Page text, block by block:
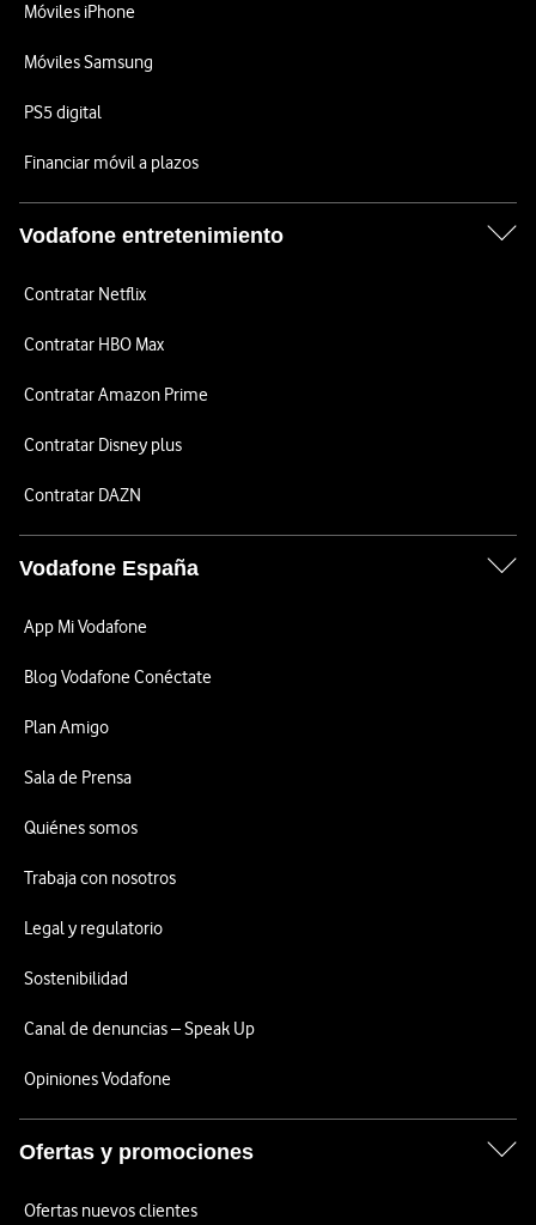
Móviles iPhone
Móviles Samsung
PS5 digital
Financiar móvil a plazos
Vodafone entretenimiento
Contratar Netflix
Contratar HBO Max
Contratar Amazon Prime
Contratar Disney plus
Contratar DAZN
Vodafone España
App Mi Vodafone
Blog Vodafone Conéctate
Plan Amigo
Sala de Prensa
Quiénes somos
Trabaja con nosotros
Legal y regulatorio
Sostenibilidad
Canal de denuncias – Speak Up
Opiniones Vodafone
Ofertas y promociones
Ofertas nuevos clientes